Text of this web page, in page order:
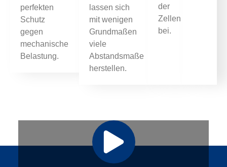
perfekten
Schutz
gegen
mechanische
Belastung.
lassen sich
mit wenigen
Grundmaßen
viele
Abstandsmaße
herstellen.
der
Zellen
bei.